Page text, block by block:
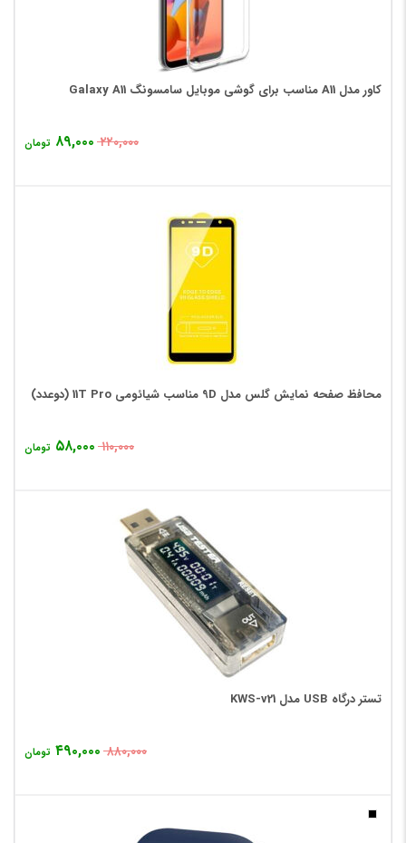
کاور مدل A11 مناسب برای گوشی موبایل سامسونگ Galaxy A11
۲۲۰,۰۰۰ ۸۹,۰۰۰ تومان
محافظ صفحه نمایش گلس مدل 9D مناسب شیائومی 11T Pro (دوعدد)
۱۱۰,۰۰۰ ۵۸,۰۰۰ تومان
تستر درگاه USB مدل KWS-v21
۸۸۰,۰۰۰ ۴۹۰,۰۰۰ تومان